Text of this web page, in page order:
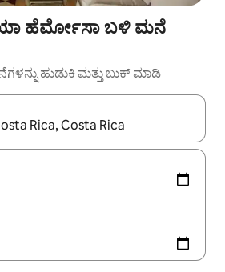
ಹೆರ್ಮೋಸಾ ಬಳಿ ಮನೆ
ಹುಡುಕಿ ಮತ್ತು ಬುಕ್ ಮಾಡಿ
ಅಪ್ ಮತ್ತು ಡೌನ್ ಬಾಣದ ಕೀಲಿಗಳೊಂದಿಗೆ